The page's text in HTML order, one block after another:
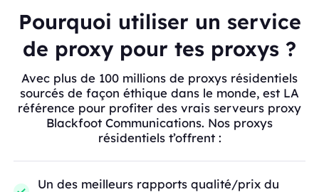
Pourquoi utiliser un service
de proxy pour tes proxys ?
Avec plus de 100 millions de proxys résidentiels
sourcés de façon éthique dans le monde, est LA
référence pour profiter des vrais serveurs proxy
Blackfoot Communications. Nos proxys
résidentiels t’offrent :
Un des meilleurs rapports qualité/prix du